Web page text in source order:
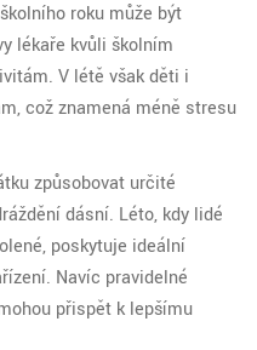
roku může být
lékaře kvůli školním
V létě však děti i
což znamená méně stresu
způsobovat určité
dásní. Léto, kdy lidé
poskytuje ideální
Navíc pravidelné
přispět k lepšímu